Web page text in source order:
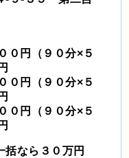
円（９０分×５
円（９０分×５
円（９０分×５
なら３０万円